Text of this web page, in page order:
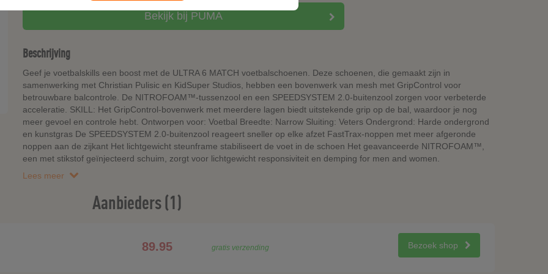
Bekijk bij PUMA
Beschrijving
Geef je voetbalskills een boost met de ULTRA 6 MATCH voetbalschoenen. Deze schoenen, die gemaakt zijn in
samenwerking met Christian Pulisic en KidSuper Studios, hebben een bovenwerk van mesh met GripControl voor
betrouwbare balcontrole. De NITROFOAM™-tussenzool en een SPEEDSYSTEM 2.0-buitenzool zorgen voor verbeterde
acceleratie. SKILL: Het GripControl-bovenwerk met meerdere lagen biedt uitstekende grip op de bal, waardoor je nog
meer gevoel en controle hebt. Ontworpen voor: Voetbal Breedte: Narrow Sluiting: Veters Ondergrond: Harde ondergrond
en kunstgras De SPEEDSYSTEM 2.0-buitenzool reageert sneller op elke afzet FastTrax-noppen met meer afgeronde
noppen aan de zijkant Het lichtgewicht steunframe stabiliseert de voet in de schoen Het geavanceerde NITROFOAM™,
een met stikstof geïnjecteerd schuim, zorgt voor lichtgewicht responsiviteit en demping for men and women.
Lees meer
Aanbieders (1)
89.95 gratis verzending Bezoek shop